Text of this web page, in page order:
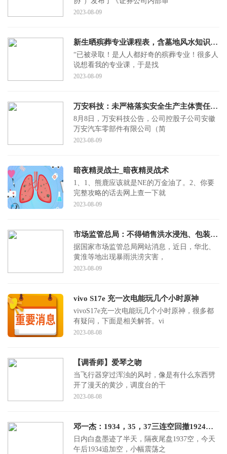
2023-08-09
新生晒殡葬专业课程表，含墓地风水知识，当事人：建议不要冲动报考
“已被录取！是人人都好奇的殡葬专业！很多人
说想看我的专业课，于是找
2023-08-09
万安科技：未严格落实安全生产主体责任，子公司收行政处罚决定书
8月8日，万安科技公告，公司控股子公司安徽
万安汽车零部件有限公司（简
2023-08-09
暗夜精灵战士_暗夜精灵战术
1、1、熊鹿应该就是NE的万金油了。2、你要
完整攻略的话去网上查一下就
2023-08-09
市场监管总局：不得销售洪水浸泡、包装破损的食品
据国家市场监管总局网站消息，近日，华北、
黄淮等地出现暴雨洪涝灾害，
2023-08-09
vivo S17e 充一次电能玩几个小时原神
vivoS17e充一次电能玩几个小时原神，很多都
有疑问，下面是相关解答。vi
2023-08-08
【调香师】爱琴之吻
当飞行器穿过浑浊的风时，像是有什么东西劈
开了漫天的黄沙，调度台的干
2023-08-08
邓一杰：1934，35，37三连空回撤1924赢！
日内白盘墨迹了半天，隔夜尾盘1937空，今天
午后1934追加空，小幅震荡之